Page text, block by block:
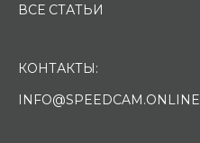
ВСЕ СТАТЬИ
КОНТАКТЫ:
INFO@SPEEDCAM.ONLINE